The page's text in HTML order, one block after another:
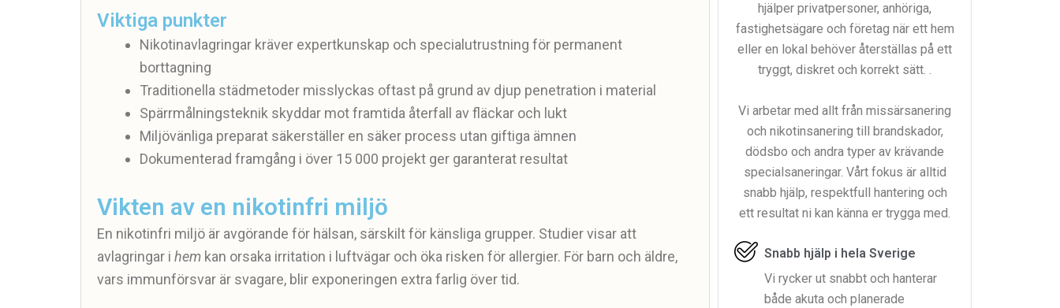
Viktiga punkter
Nikotinavlagringar kräver expertkunskap och specialutrustning för permanent
borttagning
Traditionella städmetoder misslyckas oftast på grund av djup penetration i material
Spärrmålningsteknik skyddar mot framtida återfall av fläckar och lukt
Miljövänliga preparat säkerställer en säker process utan giftiga ämnen
Dokumenterad framgång i över 15 000 projekt ger garanterat resultat
Vikten av en nikotinfri miljö
En nikotinfri miljö är avgörande för hälsan, särskilt för känsliga grupper. Studier visar att
avlagringar i hem kan orsaka irritation i luftvägar och öka risken för allergier. För barn och äldre,
vars immunförsvar är svagare, blir exponeringen extra farlig över tid.
hjälper privatpersoner, anhöriga,
fastighetsägare och företag när ett hem
eller en lokal behöver återställas på ett
tryggt, diskret och korrekt sätt. .
Vi arbetar med allt från missärsanering
och nikotinsanering till brandskador,
dödsbo och andra typer av krävande
specialsaneringar. Vårt fokus är alltid
snabb hjälp, respektfull hantering och
ett resultat ni kan känna er trygga med.
Snabb hjälp i hela Sverige
Vi rycker ut snabbt och hanterar
både akuta och planerade